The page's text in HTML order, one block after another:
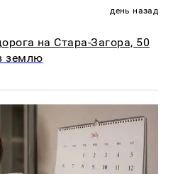
день назад
на Стара-Загора, 50
землю